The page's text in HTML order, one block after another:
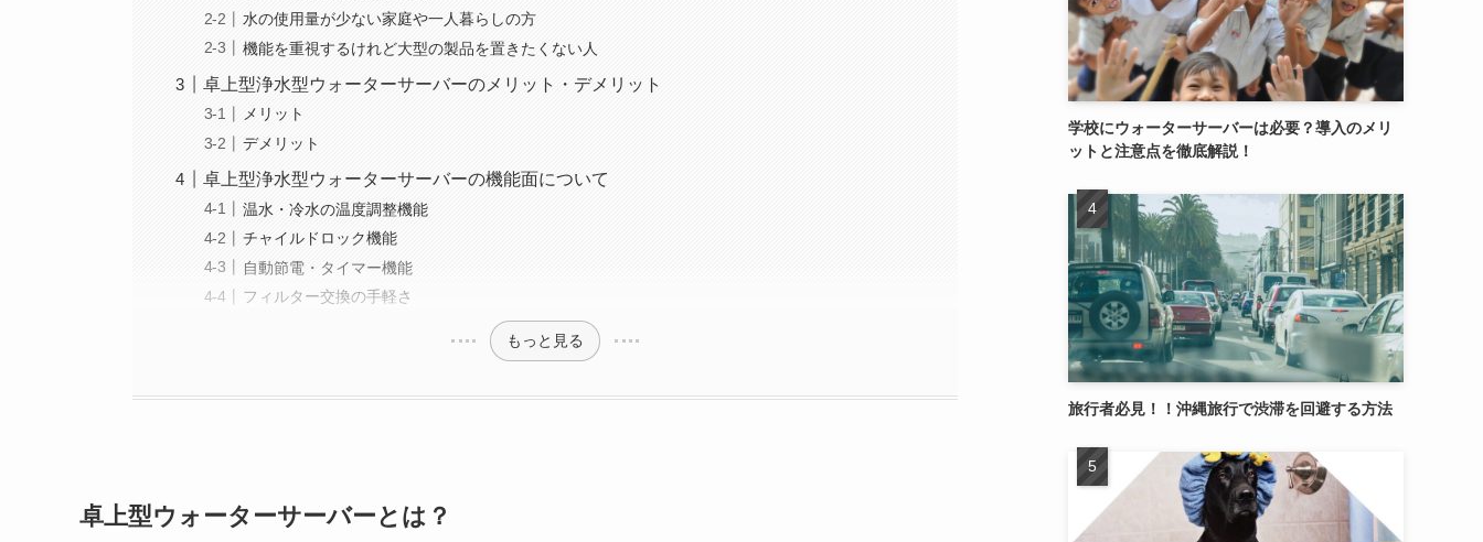
水の使用量が少ない家庭や一人暮らしの方
機能を重視するけれど大型の製品を置きたくない人
卓上型浄水型ウォーターサーバーのメリット・デメリット
メリット
デメリット
卓上型浄水型ウォーターサーバーの機能面について
温水・冷水の温度調整機能
チャイルドロック機能
自動節電・タイマー機能
フィルター交換の手軽さ
もっと見る
卓上型ウォーターサーバーとは？
学校にウォーターサーバーは必要？導入のメリ
ットと注意点を徹底解説！
旅行者必見！！沖縄旅行で渋滞を回避する方法